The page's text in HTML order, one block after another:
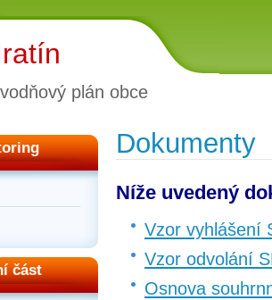
plán obce
část
Dokumenty
Níže uvedený
Vzor vyhlášení
Vzor odvolání
Osnova